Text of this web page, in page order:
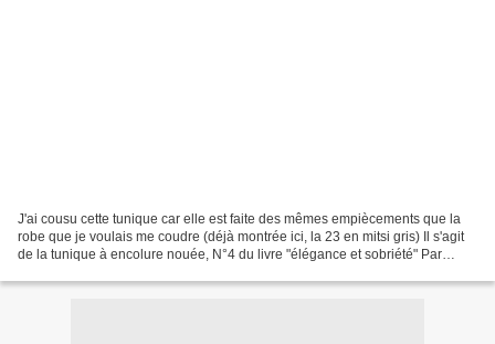
J'ai cousu cette tunique car elle est faite des mêmes empiècements que la
robe que je voulais me coudre (déjà montrée ici, la 23 en mitsi gris) Il s'agit
de la tunique à encolure nouée, N°4 du livre "élégance et sobriété" Par